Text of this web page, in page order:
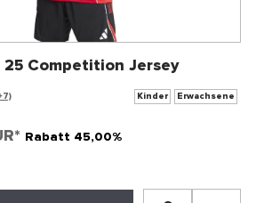
Competition Jersey
Kinder Erwachsene
Rabatt 45,00%